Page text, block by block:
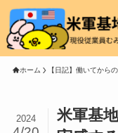
ホーム 【日記】働いてから
米軍基
2024